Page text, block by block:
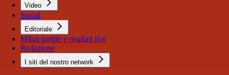
Video
Social
Editoriale
Milan partite e risultati live
Redazione
I siti del nostro network